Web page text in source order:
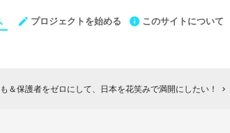
プロジェクトを始める このサイトについて
＆保護者をゼロにして、日本を花笑みで満開にしたい！ chevron_right